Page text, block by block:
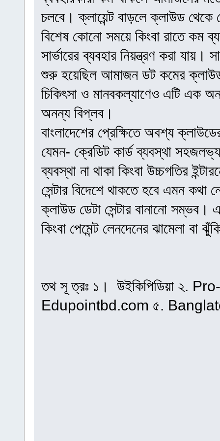
চলবে। ক্লায়েন্ট বাড়লে ক্লাউড থেকে
বিশেষ কোনো সময়ে কিংবা রাতে কম
সার্ভারের ব্যবহার নিয়ন্ত্রণ করা যায়।
শুরু হয়েছিল আমাজন ডট কমের ক্লাউড
চিকিৎসা ও মানবকল্যাণেও এটি এক
অনন্য বিপ্লব।
বাংলাদেশের প্রেক্ষিতে অবশ্য
যেমন- ক্রেডিট কার্ড ব্যবস্থা
ব্যবস্থা না থাকা কিংবা উচ্চগতির
সেন্টার বিদেশে থাকতে হবে এমন কথা
ক্লাউড ডেটা সেন্টার বানানো সম্ভব।
কিংবা পেমেন্ট লেনদেনের ঝামেলা বা
তথ সূ ত্রঃ ১। ‎উইকিপিডিয়া ২.
Edupointbd.com ৫.